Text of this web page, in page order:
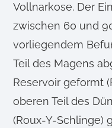
Vollnarkose. Der
zwischen 60 und
vorliegendem
Teil des Magens
Reservoir geformt
oberen Teil des
(Roux-Y-Schlinge)